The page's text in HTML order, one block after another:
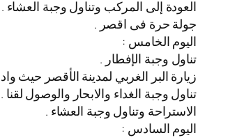
العودة إلى المركب وتناول وجبة العشاء .
جولة حرة فى اقصر .
اليوم الخامس :
تناول وجبة الإفطار .
زيارة البر الغربي لمدينة الأقصر حيث وادي الملوك والذي يضم
تناول وجبة الغداء والابحار والوصول لقنا .
الاستراحة وتناول وجبة العشاء .
اليوم السادس :